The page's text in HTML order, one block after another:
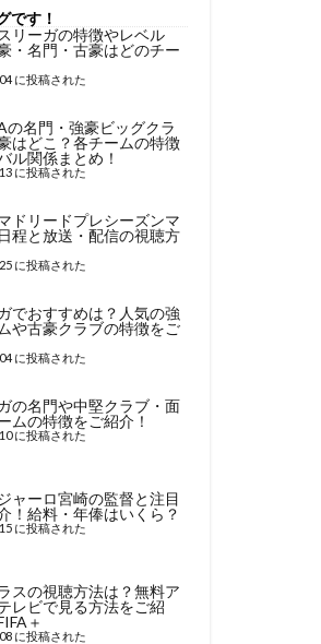
です！
リーガの特徴やレベル
・名門・古豪はどのチー
に投稿された
の名門・強豪ビッグクラ
はどこ？各チームの特徴
ル関係まとめ！
に投稿された
ドリードプレシーズンマ
程と放送・配信の視聴方
に投稿された
でおすすめは？人気の強
や古豪クラブの特徴をご
に投稿された
の名門や中堅クラブ・面
ムの特徴をご紹介！
に投稿された
ャーロ宮崎の監督と注目
！給料・年俸はいくら？
に投稿された
スの視聴方法は？無料ア
レビで見る方法をご紹
＋
に投稿された